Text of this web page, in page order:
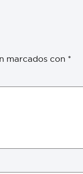
marcados con *